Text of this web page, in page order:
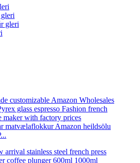
gleri
matvælaflokkur Amazon heildsölu